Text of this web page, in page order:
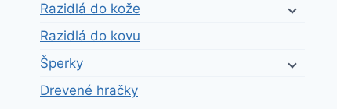
Razidlá do kože
Razidlá do kovu
Šperky
Drevené hračky